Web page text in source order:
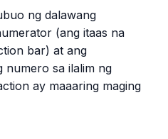
ng dalawang
(ang itaas na
bar) at ang
numero sa ilalim ng
ay maaaring maging